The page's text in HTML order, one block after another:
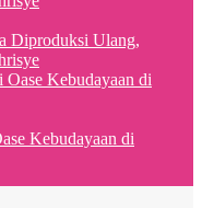
Diproduksi Ulang,
Kebudayaan di